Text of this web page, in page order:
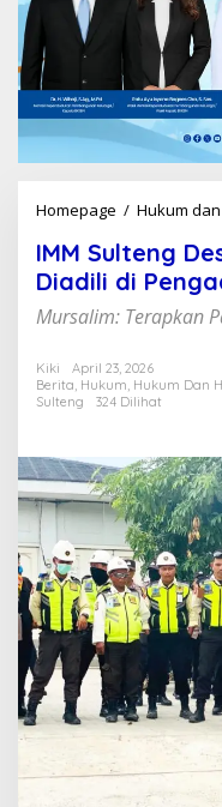
Homepage / Hukum dan
IMM Sulteng
Diadili di
Mursalim: Terapkan
Kiki
April 23, 2026
Berita Hukum Hukum Dan
Sulteng
324 Dilihat